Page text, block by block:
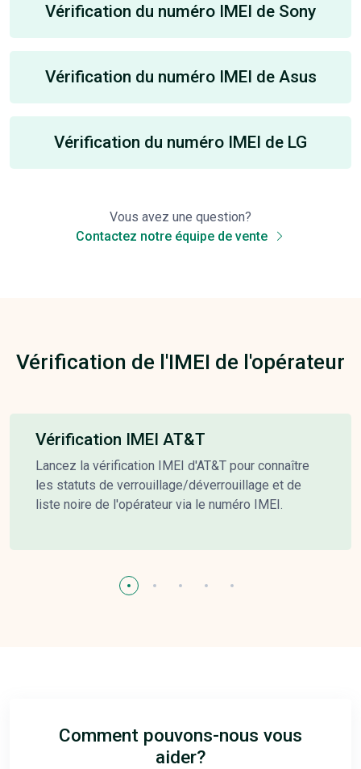
Vérification du numéro IMEI de Sony
Vérification du numéro IMEI de Asus
Vérification du numéro IMEI de LG
Vous avez une question?
Contactez notre équipe de vente
Vérification de l'IMEI de l'opérateur
Vérification IMEI AT&T
Lancez la vérification IMEI d'AT&T pour connaître
les statuts de verrouillage/déverrouillage et de
liste noire de l'opérateur via le numéro IMEI.
Comment pouvons-nous vous
aider?